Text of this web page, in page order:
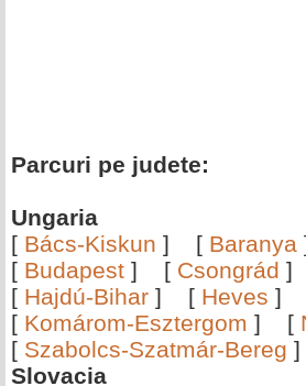
Parcuri pe judete:
Ungaria
[ Bács-Kiskun ] [ Baranya
[ Budapest ] [ Csongrád ]
[ Hajdú-Bihar ] [ Heves ]
[ Komárom-Esztergom ] [
[ Szabolcs-Szatmár-Bereg
Slovacia